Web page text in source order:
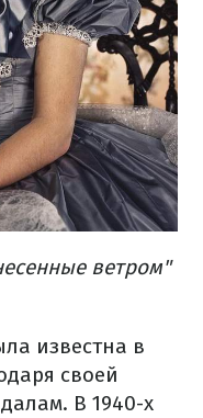
ветром"
известна в
своей
В 1940-х